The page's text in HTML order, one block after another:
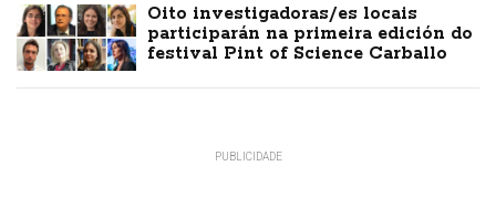
Oito investigadoras/es locais
participarán na primeira edición do
festival Pint of Science Carballo